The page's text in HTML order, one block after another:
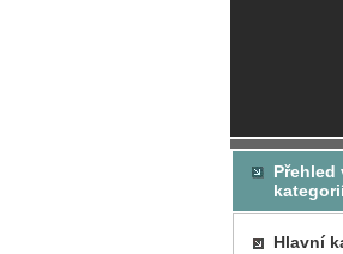
Přehled
Hlavní